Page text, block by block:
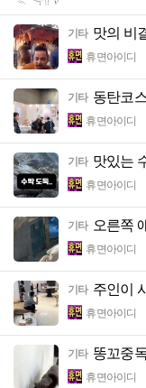
기타 맛의 비
휴면아이디
기타 동탄코
휴면아이디
기타 맛있는
휴면아이디
기타 오른쪽
휴면아이디
기타 주인이
휴면아이디
기타 똥꼬중
휴면아이디